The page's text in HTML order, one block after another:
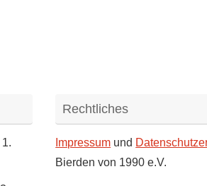
1.
Rechtliches
Impressum und
Bierden von 1990 e.V.